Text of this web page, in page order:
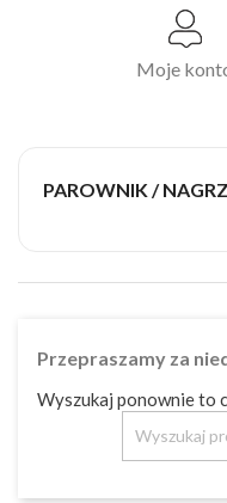
Moje
PAROWNIK /
Przepraszamy za
Wyszukaj ponownie to